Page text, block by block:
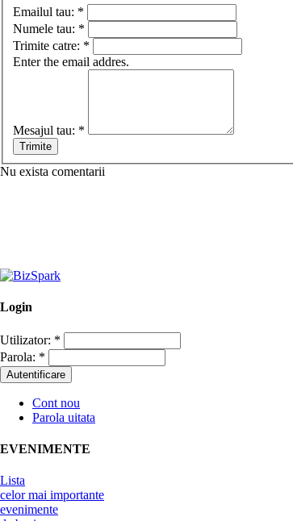
Emailul tau: *
Numele tau: *
Trimite catre: *
Enter the email addres.
Mesajul tau: *
Nu exista comentarii
Login
Utilizator: *
Parola: *
Cont nou
Parola uitata
EVENIMENTE
Lista
celor mai importante
evenimente